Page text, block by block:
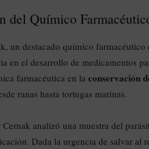
del Químico
un destacado químico
en el desarrollo de medicamentos
farmacéutica en la conservación
ranas hasta tortugas marinas.
analizó una muestra del
Dada la urgencia de salvar